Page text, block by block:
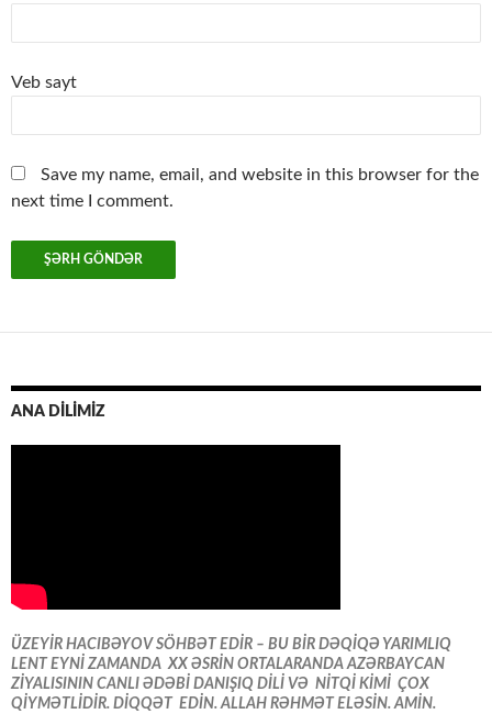
Veb sayt
Save my name, email, and website in this browser for the
next time I comment.
ANA DİLİMİZ
ÜZEYİR HACIBƏYOV SÖHBƏT EDİR – BU BİR DƏQİQƏ YARIMLIQ
LENT EYNİ ZAMANDA XX ƏSRİN ORTALARANDA AZƏRBAYCAN
ZİYALISININ CANLI ƏDƏBİ DANIŞIQ DİLİ VƏ NİTQİ KİMİ ÇOX
QİYMƏTLİDİR. DİQQƏT EDİN. ALLAH RƏHMƏT ELƏSİN. AMİN.